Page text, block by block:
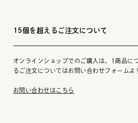
15個を超えるご注文について
オンラインショップでのご購入は、1商品に
るご注文についてはお問い合わせフォームよ
お問い合わせはこちら